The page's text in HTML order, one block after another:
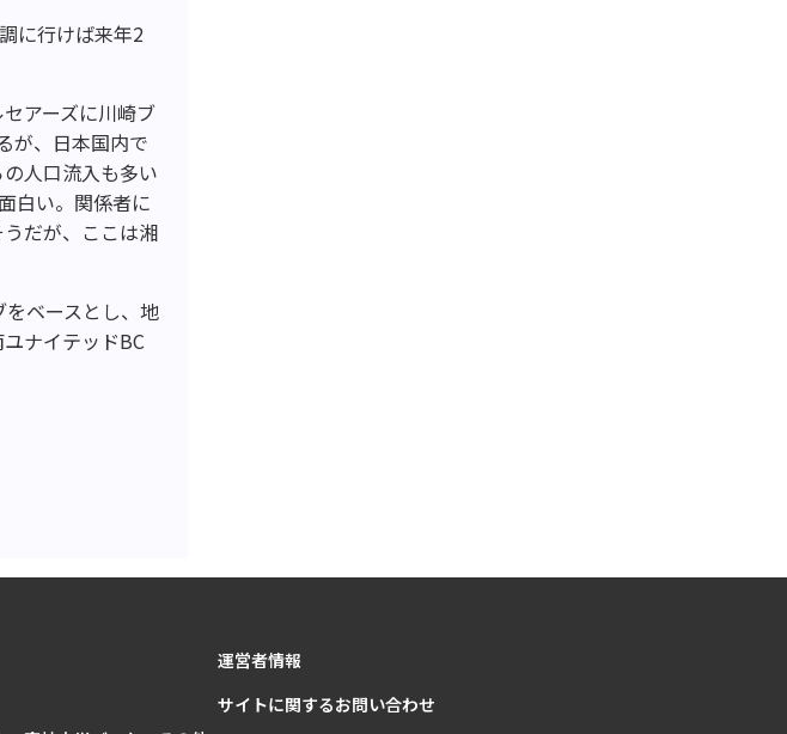
に行けば来年2
アーズに川崎ブ
が、日本国内で
人口流入も多い
白い。関係者に
だが、ここは湘
ベースとし、地
ナイテッドBC
運営者情報
サイトに関するお問い合わせ